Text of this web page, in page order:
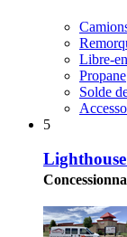
Libre-
Propane
Solde
5